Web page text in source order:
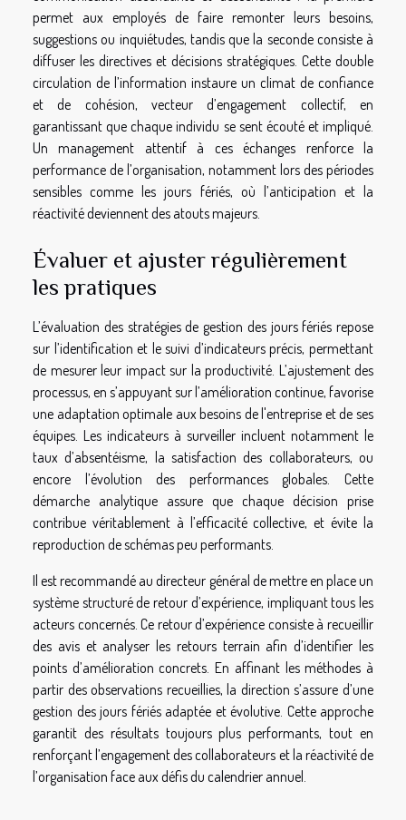
permet aux employés de faire remonter leurs besoins,
suggestions ou inquiétudes, tandis que la seconde consiste à
diffuser les directives et décisions stratégiques. Cette double
circulation de l’information instaure un climat de confiance
et de cohésion, vecteur d’engagement collectif, en
garantissant que chaque individu se sent écouté et impliqué.
Un management attentif à ces échanges renforce la
performance de l’organisation, notamment lors des périodes
sensibles comme les jours fériés, où l’anticipation et la
réactivité deviennent des atouts majeurs.
Évaluer et ajuster régulièrement
les pratiques
L’évaluation des stratégies de gestion des jours fériés repose
sur l’identification et le suivi d’indicateurs précis, permettant
de mesurer leur impact sur la productivité. L’ajustement des
processus, en s’appuyant sur l’amélioration continue, favorise
une adaptation optimale aux besoins de l'entreprise et de ses
équipes. Les indicateurs à surveiller incluent notamment le
taux d’absentéisme, la satisfaction des collaborateurs, ou
encore l’évolution des performances globales. Cette
démarche analytique assure que chaque décision prise
contribue véritablement à l’efficacité collective, et évite la
reproduction de schémas peu performants.
Il est recommandé au directeur général de mettre en place un
système structuré de retour d’expérience, impliquant tous les
acteurs concernés. Ce retour d’expérience consiste à recueillir
des avis et analyser les retours terrain afin d’identifier les
points d’amélioration concrets. En affinant les méthodes à
partir des observations recueillies, la direction s’assure d’une
gestion des jours fériés adaptée et évolutive. Cette approche
garantit des résultats toujours plus performants, tout en
renforçant l’engagement des collaborateurs et la réactivité de
l’organisation face aux défis du calendrier annuel.